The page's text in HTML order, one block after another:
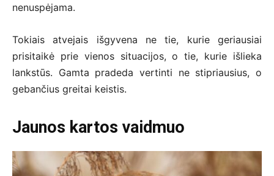
nenuspėjama.
Tokiais atvejais išgyvena ne tie, kurie geriausiai
prisitaikė prie vienos situacijos, o tie, kurie išlieka
lankstūs. Gamta pradeda vertinti ne stipriausius, o
gebančius greitai keistis.
Jaunos kartos vaidmuo